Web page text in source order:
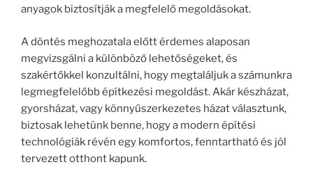
anyagok biztosítják a megfelelő megoldásokat.
A döntés meghozatala előtt érdemes alaposan
megvizsgálni a különböző lehetőségeket, és
szakértőkkel konzultálni, hogy megtaláljuk a számunkra
legmegfelelőbb építkezési megoldást. Akár készházat,
gyorsházat, vagy könnyűszerkezetes házat választunk,
biztosak lehetünk benne, hogy a modern építési
technológiák révén egy komfortos, fenntartható és jól
tervezett otthont kapunk.